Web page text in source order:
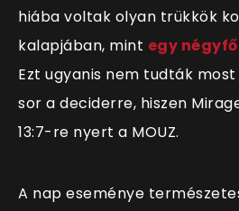
hiába voltak olyan trükkök
kalapjában, mint egy
Ezt ugyanis nem tudták
sor a deciderre, hiszen
13:7-re nyert a MOUZ.
A nap eseménye